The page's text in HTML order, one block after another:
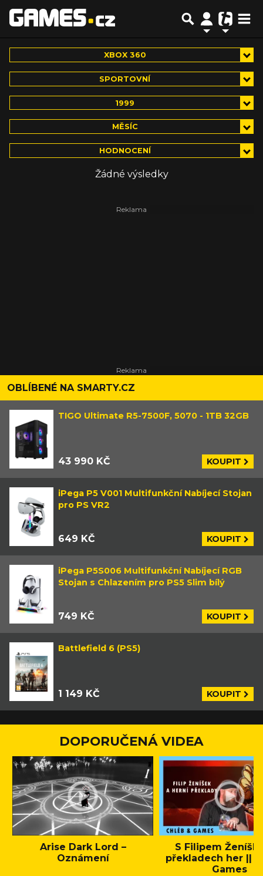
XBOX 360
SPORTOVNÍ
1999
MĚSÍC
HODNOCENÍ
Žádné výsledky
OBLÍBENÉ NA SMARTY.CZ
TIGO Ultimate R5-7500F, 5070 - 1TB 32GB
43 990 KČ KOUPIT
iPega P5 V001 Multifunkční Nabíjecí Stojan
pro PS VR2
649 KČ KOUPIT
iPega P5S006 Multifunkční Nabíjecí RGB
Stojan s Chlazením pro PS5 Slim bílý
749 KČ KOUPIT
Battlefield 6 (PS5)
1 149 KČ KOUPIT
DOPORUČENÁ VIDEA
Arise Dark Lord –
Oznámení
S Filipem
překladech her ||
Games